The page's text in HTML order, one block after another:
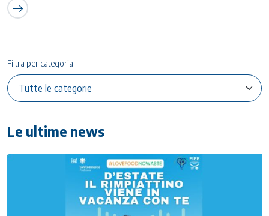
Filtra per categoria
Le ultime news